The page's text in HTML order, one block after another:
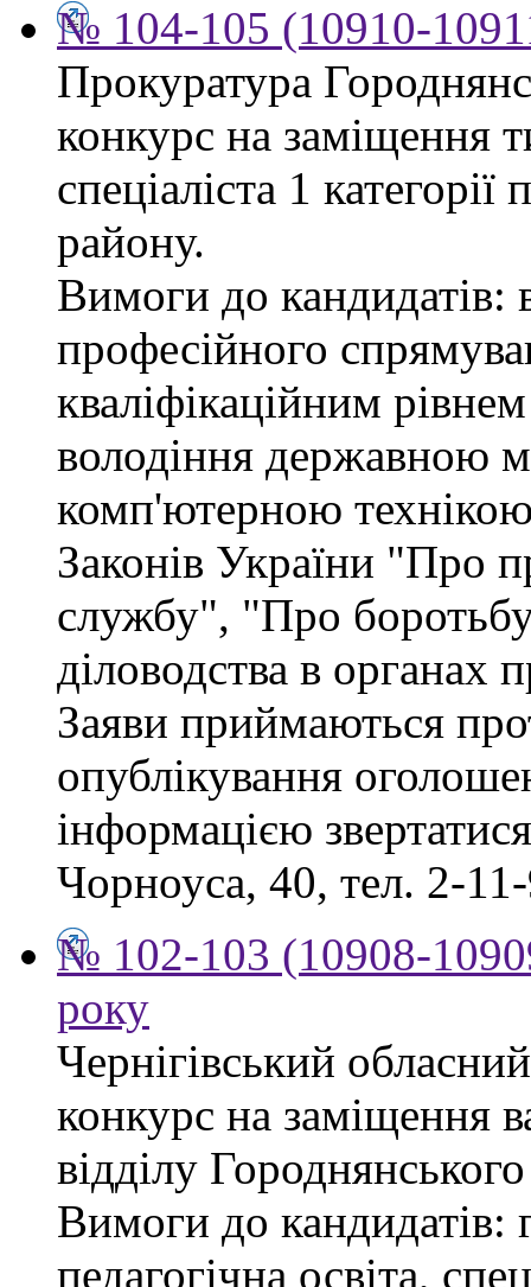
№ 104-105 (10910-
Прокуратура
конкурс на заміщення
спеціаліста 1
району.
Вимоги до кандидатів:
професійного
кваліфікаційним
володіння державною
комп'ютерною
Законів України "Про
службу", "Про боротьбу
діловодства в органах
Заяви приймаються
опублікування
інформацією
Чорноуса, 40, тел. 2-
№ 102-103 (10908-
року
Чернігівський
конкурс на заміщення
відділу
Вимоги до кандидатів:
педагогічна освіта,